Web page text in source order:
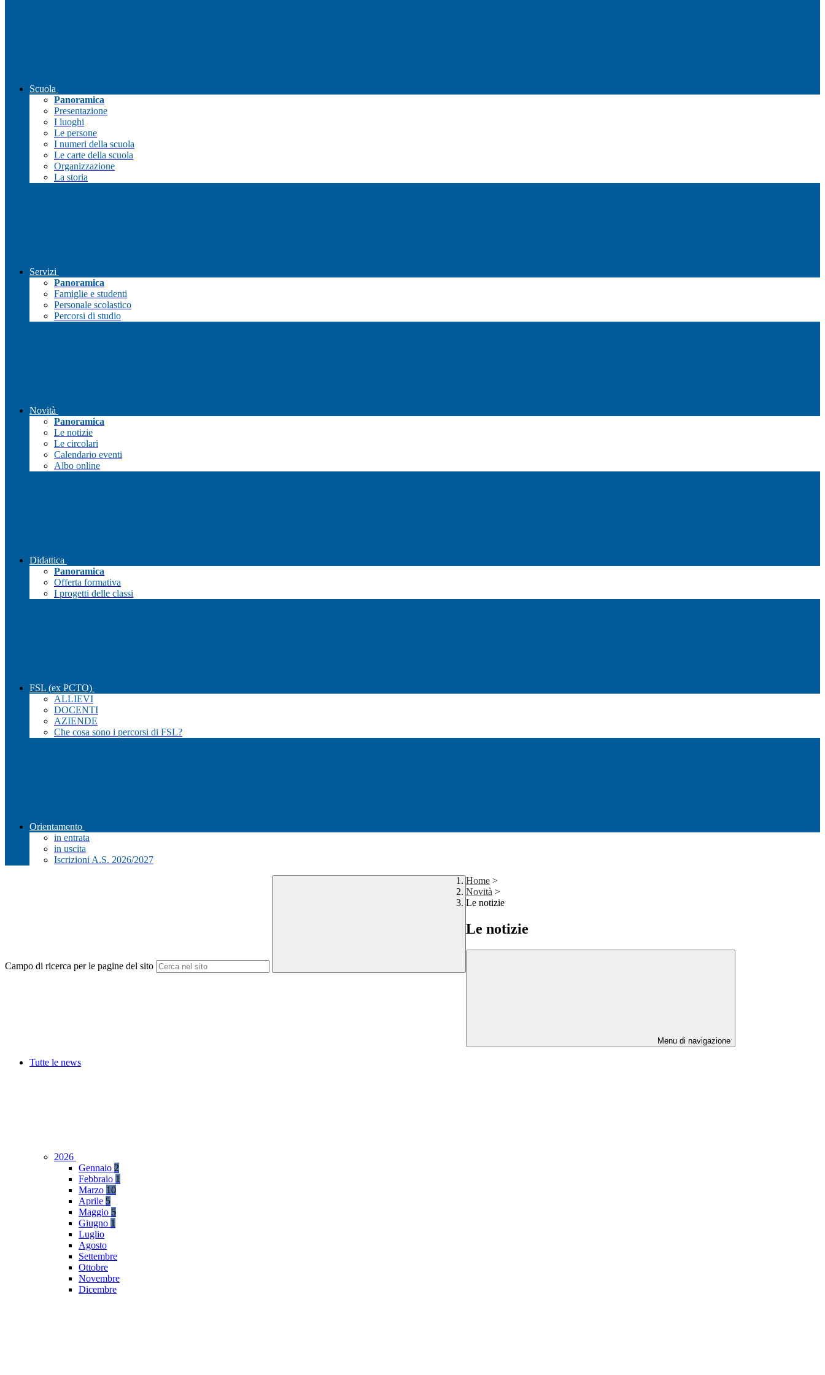
Scuola
Panoramica
Presentazione
I luoghi
Le persone
I numeri della scuola
Le carte della scuola
Organizzazione
La storia
Servizi
Panoramica
Famiglie e studenti
Personale scolastico
Percorsi di studio
Novità
Panoramica
Le notizie
Le circolari
Calendario eventi
Albo online
Didattica
Panoramica
Offerta formativa
I progetti delle classi
FSL (ex PCTO)
ALLIEVI
DOCENTI
AZIENDE
Che cosa sono i percorsi di FSL?
Orientamento
in entrata
in uscita
Iscrizioni A.S. 2026/2027
Campo di ricerca per le pagine del sito
Home >
Novità >
Le notizie
Le notizie
Menu di navigazione
Tutte le news
2026
Gennaio 2
Febbraio 1
Marzo 10
Aprile 5
Maggio 5
Giugno 1
Luglio
Agosto
Settembre
Ottobre
Novembre
Dicembre